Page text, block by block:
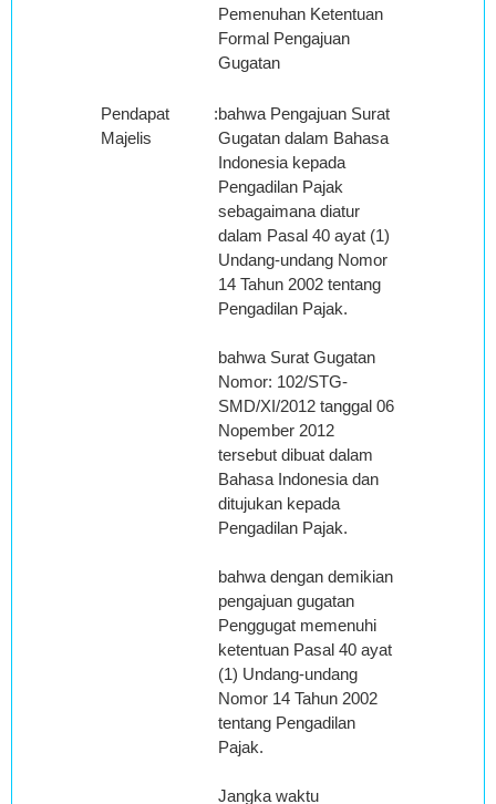
Pemenuhan Ketentuan
Formal Pengajuan
Gugatan
Pendapat
Majelis
:bahwa Pengajuan Surat
Gugatan dalam Bahasa
Indonesia kepada
Pengadilan Pajak
sebagaimana diatur
dalam Pasal 40 ayat (1)
Undang-undang Nomor
14 Tahun 2002 tentang
Pengadilan Pajak.
bahwa Surat Gugatan
Nomor: 102/STG-
SMD/XI/2012 tanggal 06
Nopember 2012
tersebut dibuat dalam
Bahasa Indonesia dan
ditujukan kepada
Pengadilan Pajak.
bahwa dengan demikian
pengajuan gugatan
Penggugat memenuhi
ketentuan Pasal 40 ayat
(1) Undang-undang
Nomor 14 Tahun 2002
tentang Pengadilan
Pajak.
Jangka waktu